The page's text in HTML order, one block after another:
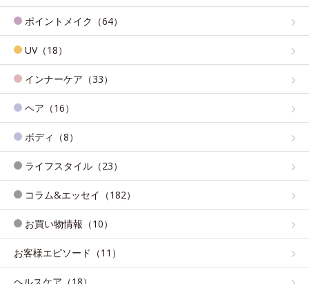
ポイントメイク（64）
UV（18）
インナーケア（33）
ヘア（16）
ボディ（8）
ライフスタイル（23）
コラム&エッセイ（182）
お買い物情報（10）
お客様エピソード（11）